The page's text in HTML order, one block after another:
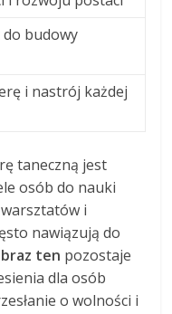
do budowy
i nastrój każdej
taneczną jest
osób do nauki
i
nawiązują do
ten pozostaje
dla osób
o wolności i